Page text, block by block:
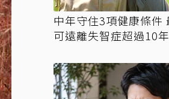
中年守住3項健康條件
可遠離失智症超過10年